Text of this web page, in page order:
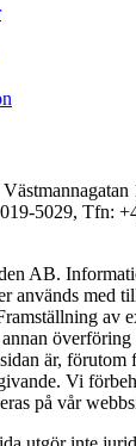
5029, Tfn:
AB.
används med
av
är, förutom
Vi
på vår